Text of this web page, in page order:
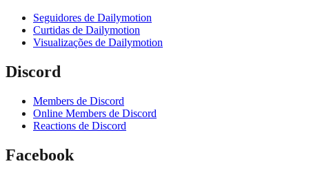
Seguidores de Dailymotion
Curtidas de Dailymotion
Visualizações de Dailymotion
Discord
Members de Discord
Online Members de Discord
Reactions de Discord
Facebook